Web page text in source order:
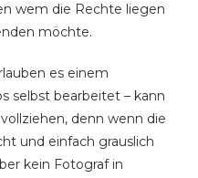
wem die Rechte liegen
möchte.
es einem
selbst bearbeitet – kann
denn wenn die
und einfach grauslich
kein Fotograf in